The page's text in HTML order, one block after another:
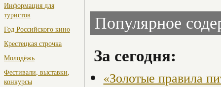
Информация для
туристов
Год Российского кино
Крестецкая строчка
Молодёжь
Фестивали, выставки,
конкурсы
Популярное
За сегодня:
«Золотые правила